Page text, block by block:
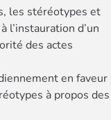
les stéréotypes et
d’un
des actes
en faveur
à propos des